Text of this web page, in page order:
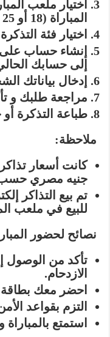
اختيار ملعب
المباراة (18 أو 25 مايو).
اختيار فئة
إنشاء حساب
إلى حسابك
إدخال بياناتك
مراجعة طلبك و
طباعة التذكرة
ملاحظة:
كانت
جنيه مصري حسب
تم بيع التذاكر
للبيع في ملعب
نصائح لحضور
تأكد من الوصول
الازدحام.
احضر معك
التزم بقواعد
استمتع